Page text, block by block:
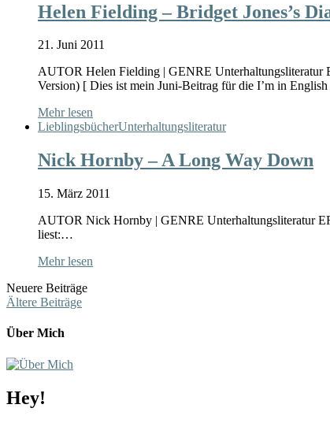
Helen Fielding – Bridget Jones’s
21. Juni 2011
AUTOR Helen Fielding | GENRE
Version) [ Dies ist mein Juni-Beitrag für die I’m in
Mehr lesen
LieblingsbücherUnterhaltungsliteratur
Nick Hornby – A Long Way Down
15. März 2011
AUTOR Nick Hornby | GENRE Unterhaltungsliteratur
liest:…
Mehr lesen
Neuere Beiträge
Ältere Beiträge
Über Mich
Hey!